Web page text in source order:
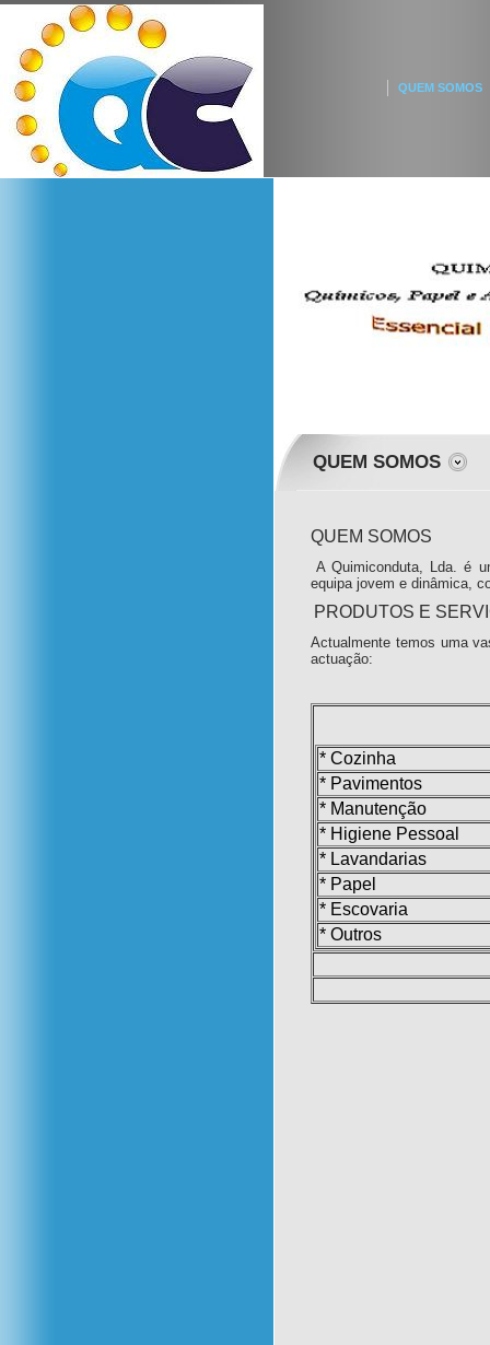
QUEM SOMOS
QUEM SOMOS
QUEM SOMOS
A Quimiconduta, Lda. é
equipa jovem e dinâmica,
PRODUTOS E
Actualmente temos uma
actuação:
* Cozinha
* Pavimentos
* Manutenção
* Higiene Pessoal
* Lavandarias
* Papel
* Escovaria
* Outros